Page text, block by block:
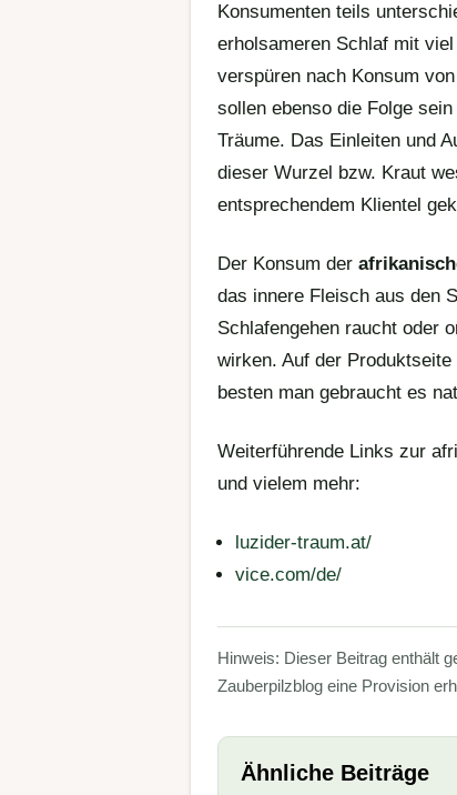
Konsumenten teils
erholsameren Schlaf mit
verspüren nach Konsum
sollen ebenso die Folge
Träume. Das Einleiten und
dieser Wurzel bzw. Kraut
entsprechendem Klientel
Der Konsum der
das innere Fleisch aus den
Schlafengehen raucht oder
wirken. Auf der
besten man gebraucht es
Weiterführende Links zur
und vielem mehr:
luzider-traum.at/
vice.com/de/
Hinweis: Dieser Beitrag enthält
Zauberpilzblog eine Provision
Ähnliche Beiträge